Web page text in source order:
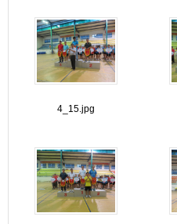
4_15.jpg